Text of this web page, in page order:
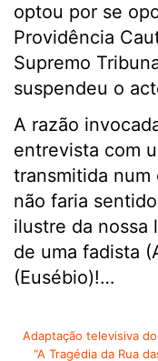
optou por se
Providência
Supremo
suspendeu o
A razão
entrevista com
transmitida
não faria
ilustre da nossa
de uma fadista
(Eusébio)!…
Adaptação televisiva
“A Tragédia da Rua